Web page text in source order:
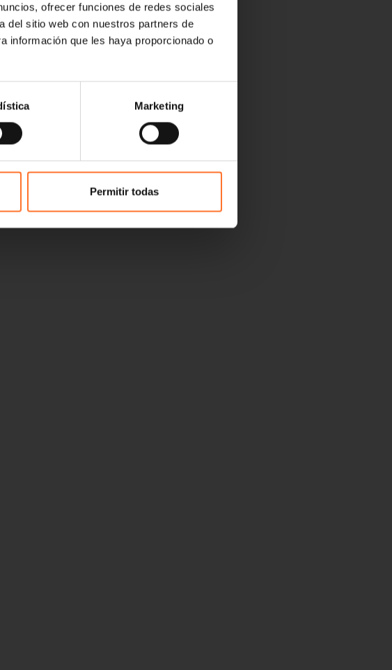
ofrecer funciones de redes sociales
del sitio web con nuestros partners de
información que les haya proporcionado o
Marketing
Permitir todas